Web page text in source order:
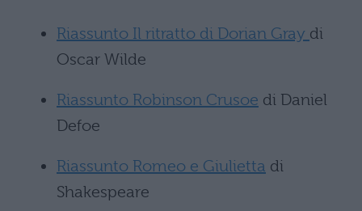
Riassunto Il ritratto di Dorian Gray di
Oscar Wilde
Riassunto Robinson Crusoe di Daniel
Defoe
Riassunto Romeo e Giulietta di
Shakespeare